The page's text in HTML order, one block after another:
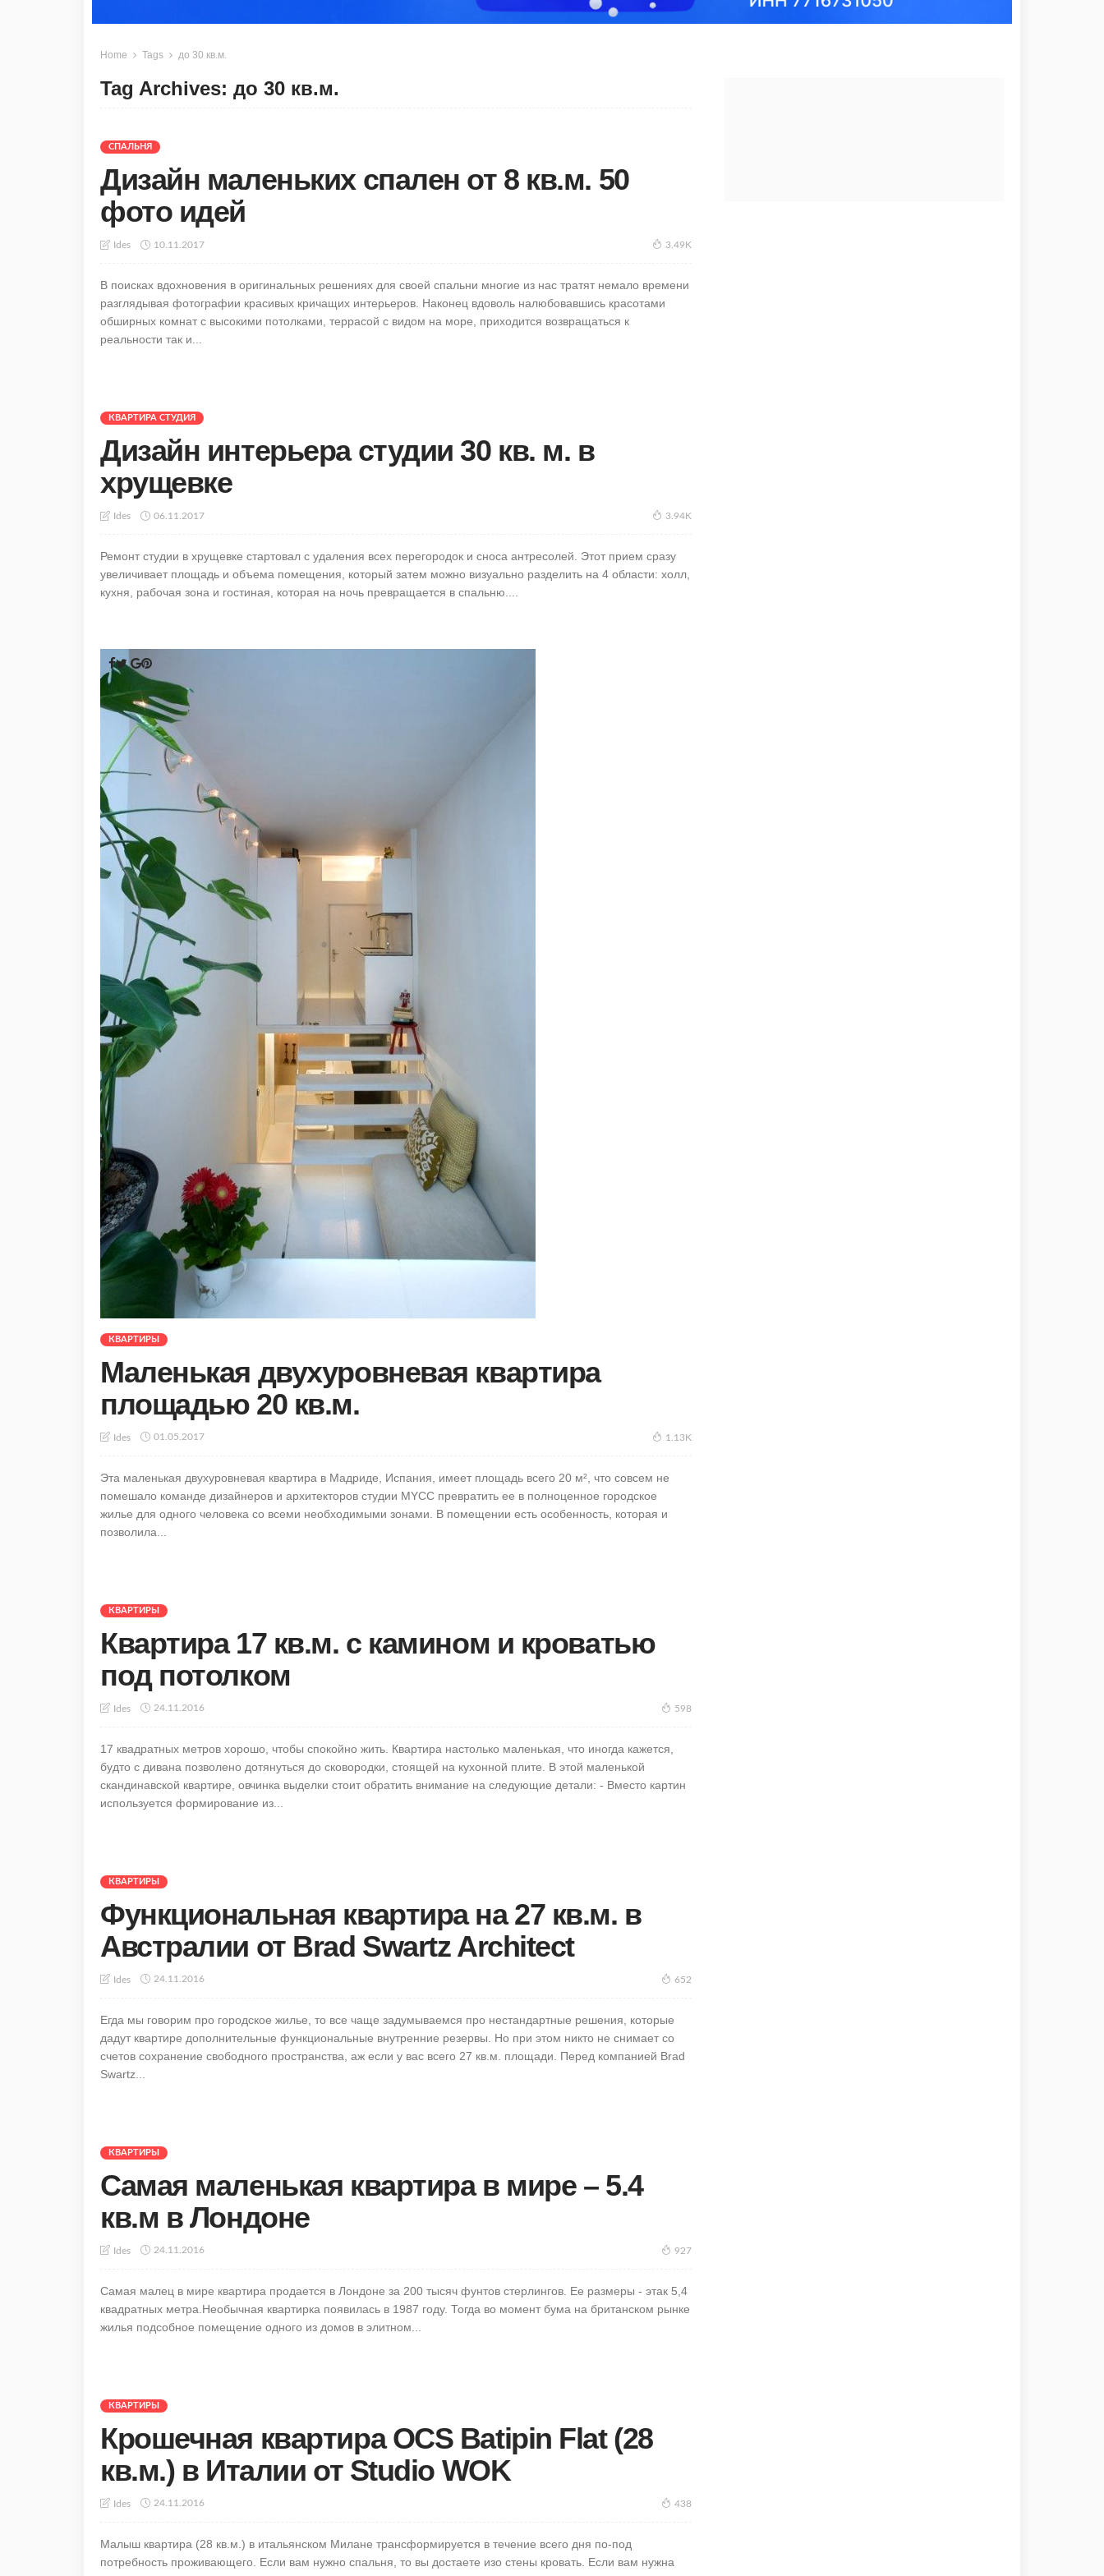
Home Tags до 30 кв.м.
Tag Archives: до 30 кв.м.
СПАЛЬНЯ
Дизайн маленьких спален от 8 кв.м. 50
фото идей
Ides 10.11.2017 3.49K
В поисках вдохновения в оригинальных решениях для своей спальни многие из нас тратят немало времени
разглядывая фотографии красивых кричащих интерьеров. Наконец вдоволь налюбовавшись красотами
обширных комнат с высокими потолками, террасой с видом на море, приходится возвращаться к
реальности так и...
КВАРТИРА СТУДИЯ
Дизайн интерьера студии 30 кв. м. в
хрущевке
Ides 06.11.2017 3.94K
Ремонт студии в хрущевке стартовал с удаления всех перегородок и сноса антресолей. Этот прием сразу
увеличивает площадь и объема помещения, который затем можно визуально разделить на 4 области: холл,
кухня, рабочая зона и гостиная, которая на ночь превращается в спальню....
КВАРТИРЫ
Маленькая двухуровневая квартира
площадью 20 кв.м.
Ides 01.05.2017 1.13K
Эта маленькая двухуровневая квартира в Мадриде, Испания, имеет площадь всего 20 м², что совсем не
помешало команде дизайнеров и архитекторов студии MYCC превратить ее в полноценное городское
жилье для одного человека со всеми необходимыми зонами. В помещении есть особенность, которая и
позволила...
КВАРТИРЫ
Квартира 17 кв.м. с камином и кроватью
под потолком
Ides 24.11.2016 598
17 квадратных метров хорошо, чтобы спокойно жить. Квартира настолько маленькая, что иногда кажется,
будто с дивана позволено дотянуться до сковородки, стоящей на кухонной плите. В этой маленькой
скандинавской квартире, овчинка выделки стоит обратить внимание на следующие детали: - Вместо картин
используется формирование из...
КВАРТИРЫ
Функциональная квартира на 27 кв.м. в
Австралии от Brad Swartz Architect
Ides 24.11.2016 652
Егда мы говорим про городское жилье, то все чаще задумываемся про нестандартные решения, которые
дадут квартире дополнительные функциональные внутренние резервы. Но при этом никто не снимает со
счетов сохранение свободного пространства, аж если у вас всего 27 кв.м. площади. Перед компанией Brad
Swartz...
КВАРТИРЫ
Самая маленькая квартира в мире – 5.4
кв.м в Лондоне
Ides 24.11.2016 927
Самая малец в мире квартира продается в Лондоне за 200 тысяч фунтов стерлингов. Ее размеры - этак 5,4
квадратных метра.Необычная квартирка появилась в 1987 году. Тогда во момент бума на британском рынке
жилья подсобное помещение одного из домов в элитном...
КВАРТИРЫ
Крошечная квартира OCS Batipin Flat (28
кв.м.) в Италии от Studio WOK
Ides 24.11.2016 438
Малыш квартира (28 кв.м.) в итальянском Милане трансформируется в течение всего дня по-под
потребность проживающего. Если вам нужно спальня, то вы достаете изо стены кровать. Если вам нужна